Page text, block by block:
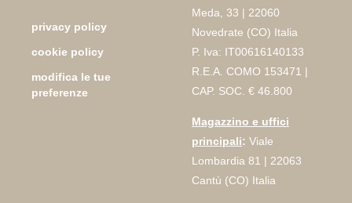
privacy policy
cookie policy
modifica le tue
preferenze
Meda, 33 | 22060
Novedrate (CO) Italia
P. Iva: IT00616140133
R.E.A. COMO 153471 |
CAP. SOC. € 46.800
Magazzino e uffici
principali: Viale
Lombardia 81 | 22063
Cantù (CO) Italia